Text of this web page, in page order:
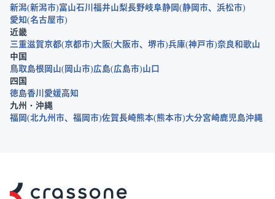
新潟 新潟市 富山石川 福井山梨長野岐阜静岡 静岡市
浜松市
愛知 名古屋市
近畿
三重滋賀京都 京都市 大阪 大阪市 堺市 兵庫 神戸市 奈良和歌山
中国
鳥取 島根 岡山 岡山市 広島 広島市 山口
四国
徳島香川 愛媛高知
九州・沖縄
福岡 北九州市 福岡市 佐賀長崎熊本 熊本市 大分宮崎鹿児島沖縄